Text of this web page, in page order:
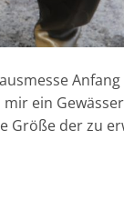
ein
Größe der zu